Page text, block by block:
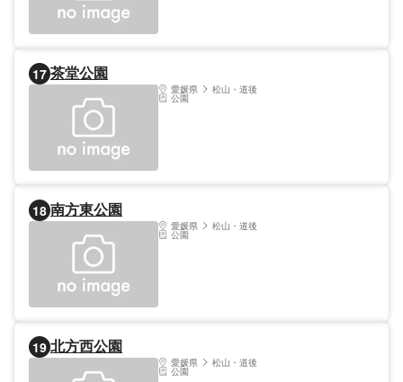
17 茶堂公園
愛媛県 松山・道後
公園
18 南方東公園
愛媛県 松山・道後
公園
19 北方西公園
愛媛県 松山・道後
公園